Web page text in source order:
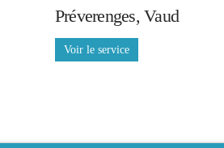
Préverenges, Vaud